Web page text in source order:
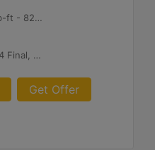
609 1.400 dev/dk.da lb-ft - 825 1.400 dev/dk.da Nm
U.S. EPA & CARB Tier 4 Final, EU Stage V
Get Offer